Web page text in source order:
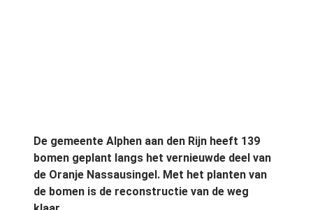
De gemeente Alphen aan den Rijn heeft 139
bomen geplant langs het vernieuwde deel van
de Oranje Nassausingel. Met het planten van
de bomen is de reconstructie van de weg